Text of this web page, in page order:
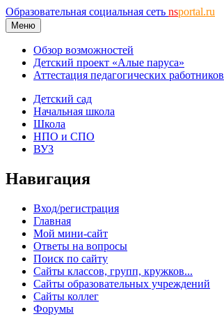
Образовательная социальная сеть nsportal.ru
Меню
Обзор возможностей
Детский проект «Алые паруса»
Аттестация педагогических работников
Детский сад
Начальная школа
Школа
НПО и СПО
ВУЗ
Навигация
Вход/регистрация
Главная
Мой мини-сайт
Ответы на вопросы
Поиск по сайту
Сайты классов, групп, кружков...
Сайты образовательных учреждений
Сайты коллег
Форумы